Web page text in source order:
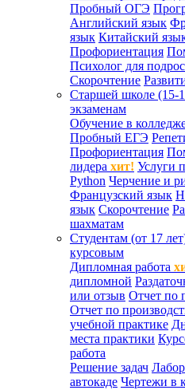
Пробный ОГЭ
Английский язык
язык Китайский
Профориентация
Психолог для
Скорочтение
Старшей школе (15-
экзаменам
Обучение в
Пробный ЕГЭ
Профориентация
лидера хит! Услуги
Python Черчение и
Французский язык
язык Скорочтение
шахматам
Студентам (от 17
курсовым
Дипломная работа
дипломной
или отзыв Отчет по
Отчет по
учебной практике
места практики
работа
Решение задач
автокаде Чертежи в